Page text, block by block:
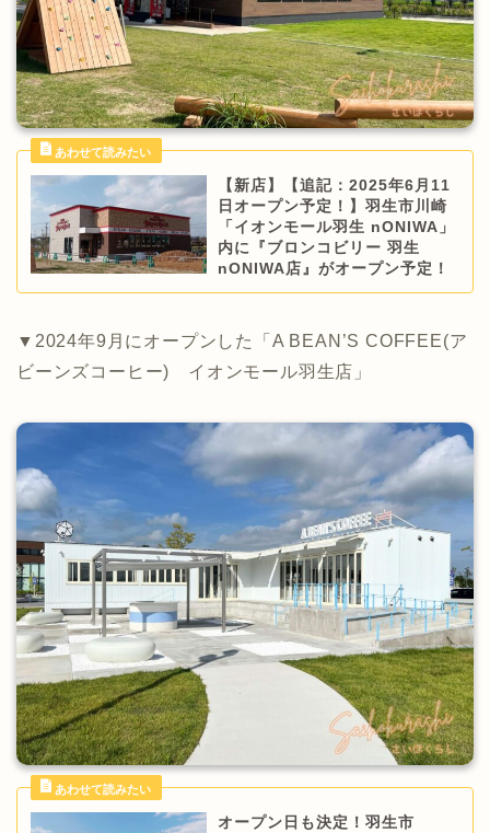
【新店】【追記：2025年6月11
日オープン予定！】羽生市川崎
「イオンモール羽生 nONIWA」
内に『ブロンコビリー 羽生
nONIWA店』がオープン予定！
▼2024年9月にオープンした「A BEAN’S COFFEE(ア
ビーンズコーヒー) イオンモール羽生店」
オープン日も決定！羽生市